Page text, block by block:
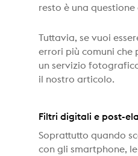
resto è una
Tuttavia, se vuoi
errori più comuni
un servizio
il nostro articolo.
Filtri digitali e post-
Soprattutto quando
con gli smartphone,